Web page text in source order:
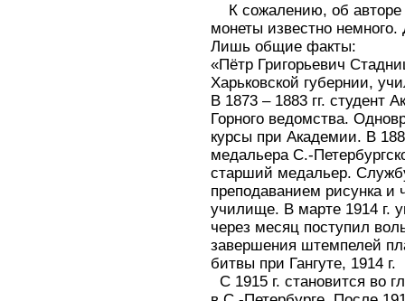
К сожалению, об
монеты известно
Лишь общие факты:
«Пётр Григорьевич
Харьковской губернии,
В 1873 – 1883 гг. студент
Горного ведомства.
курсы при Академии. В
медальера С.-
старший медальер.
преподаванием рисунка
училище. В марте 1914 г.
через месяц поступил
завершения штемпелей
битвы при Гангуте, 1914 г.
С 1915 г. становится во